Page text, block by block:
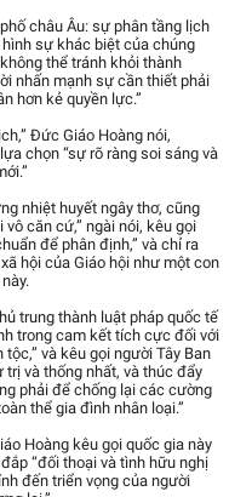
châu Âu: sự phân tầng lịch
sự khác biệt của chúng
thể tránh khỏi thành
nhấn mạnh sự cần thiết phải
hơn kẻ quyền lực.”
Đức Giáo Hoàng nói,
chọn “sự rõ ràng soi sáng và
nhiệt huyết ngây thơ, cũng
căn cứ,” ngài nói, kêu gọi
để phân định,” và chỉ ra
hội của Giáo hội như một con
trung thành luật pháp quốc tế
trong cam kết tích cực đối với
và kêu gọi người Tây Ban
trị và thống nhất, và thúc đẩy
phải để chống lại các cường
thể gia đình nhân loại.”
Hoàng kêu gọi quốc gia này
“đối thoại và tình hữu nghị
đến triển vọng của người